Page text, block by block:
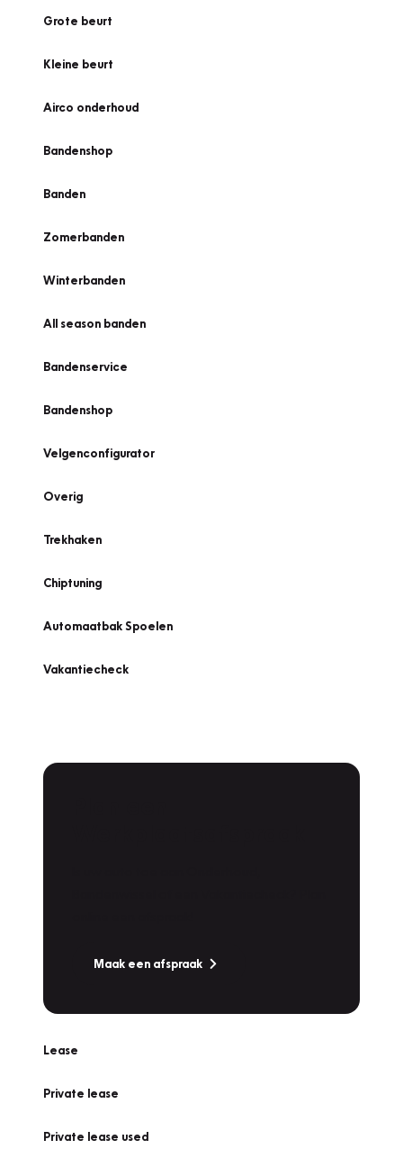
Grote beurt
Kleine beurt
Airco onderhoud
Bandenshop
Banden
Zomerbanden
Winterbanden
All season banden
Bandenservice
Bandenshop
Velgenconfigurator
Overig
Trekhaken
Chiptuning
Automaatbak Spoelen
Vakantiecheck
Maak een afspraak
Lease
Private lease
Private lease used